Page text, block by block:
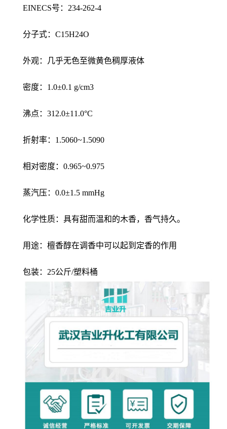
EINECS号：234-262-4
分子式：C15H24O
外观：几乎无色至微黄色稠厚液体
密度：1.0±0.1 g/cm3
沸点：312.0±11.0°C
折射率：1.5060~1.5090
相对密度：0.965~0.975
蒸汽压：0.0±1.5 mmHg
化学性质：具有甜而温和的木香，香气持久。
用途：檀香醇在调香中可以起到定香的作用
包装：25公斤/塑料桶